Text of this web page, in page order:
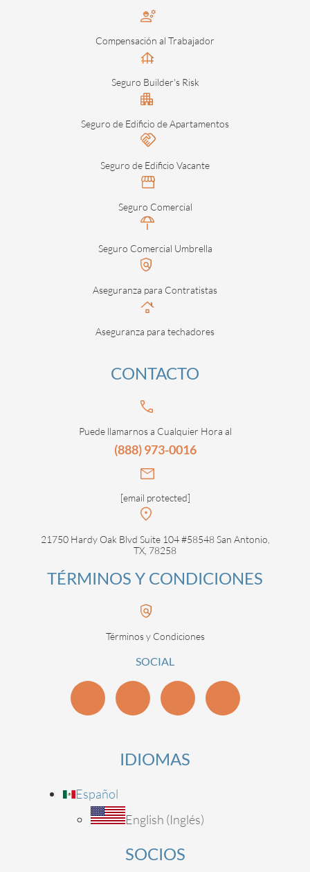
Compensación al Trabajador
Seguro Builder's Risk
Seguro de Edificio de Apartamentos
Seguro de Edificio Vacante
Seguro Comercial
Seguro Comercial Umbrella
Aseguranza para Contratistas
Aseguranza para techadores
CONTACTO
Puede llamarnos a Cualquier Hora al
(888) 973-0016
[email protected]
21750 Hardy Oak Blvd Suite 104 #58548 San Antonio,
TX, 78258
TÉRMINOS Y CONDICIONES
Términos y Condiciones
SOCIAL
IDIOMAS
Español
English (Inglés)
SOCIOS